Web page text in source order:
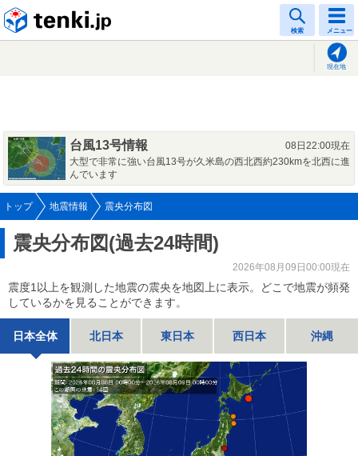
検索 メニュー
現在地
台風13号情報
08日22:00現在
大型で非常に強い台風13号が久米島の西北西約230kmを北西に進
んでいます
トップ 地震情報 震央分布図
震央分布図(過去24時間)
2026年08月09日00:00現在
震度1以上を観測した地震の震央を地図上に表示。どこで地震が頻発
しているかを見ることができます。
日本全体 北日本 東日本 西日本 沖縄